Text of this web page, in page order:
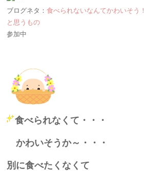
ブログネタ：食べられないなんてかわいそう！
と思うもの
参加中
食べられなくて・・・
かわいそうか～・・・
別に食べたくなくて